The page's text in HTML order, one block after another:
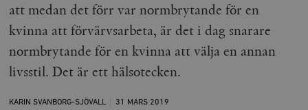
att medan det förr var normbrytande för en
kvinna att förvärvsarbeta, är det i dag snarare
normbrytande för en kvinna att välja en annan
livsstil. Det är ett hälsotecken.
KARIN SVANBORG-SJÖVALL 31 MARS 2019